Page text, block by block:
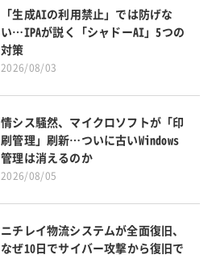
「生成AIの利用禁止」では防げな
い…IPAが説く「シャドーAI」5つの
対策
2026/08/03
情シス騒然、マイクロソフトが「印
刷管理」刷新…ついに古いWindows
管理は消えるのか
2026/08/05
ニチレイ物流システムが全面復旧、
なぜ10日でサイバー攻撃から復旧で